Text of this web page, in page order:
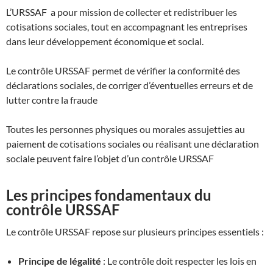
L’URSSAF a pour mission de collecter et redistribuer les
cotisations sociales, tout en accompagnant les entreprises
dans leur développement économique et social.
Le contrôle URSSAF permet de vérifier la conformité des
déclarations sociales, de corriger d’éventuelles erreurs et de
lutter contre la fraude
Toutes les personnes physiques ou morales assujetties au
paiement de cotisations sociales ou réalisant une déclaration
sociale peuvent faire l’objet d’un contrôle URSSAF
Les principes fondamentaux du
contrôle URSSAF
Le contrôle URSSAF repose sur plusieurs principes essentiels :
Principe de légalité : Le contrôle doit respecter les lois en